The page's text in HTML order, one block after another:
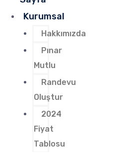
Kurumsal
Hakkımızda
Pınar
Mutlu
Randevu
Oluştur
2024
Fiyat
Tablosu